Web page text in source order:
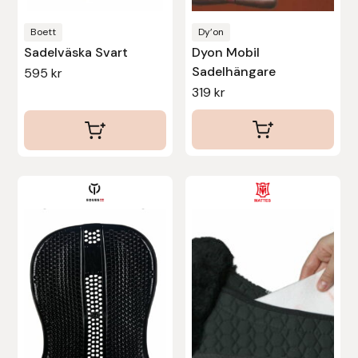
Boett
Sadelväska Svart
595kr
Dy’on
Dyon Mobil
Sadelhängare
319 kr
produkten
varianter.
De
olika
Redback
Safehorse of Sweden
Sigga Ævars
Sivart Bokförlag
Sonnenreiter